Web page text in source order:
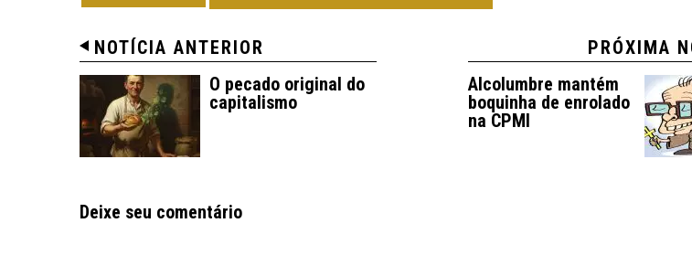
NOTÍCIA ANTERIOR
O pecado original do
capitalismo
PRÓXIMA
Alcolumbre mantém
boquinha de enrolado
na CPMI
Deixe seu comentário